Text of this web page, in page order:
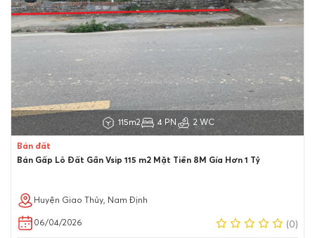
115m2 4 PN 2 WC
Bán đất
Bán Gấp Lô Đất Gần Vsip 115 m2 Mặt Tiền 8M Gía Hơn 1 Tỷ
Huyện Giao Thủy, Nam Định
06/04/2026 (0)